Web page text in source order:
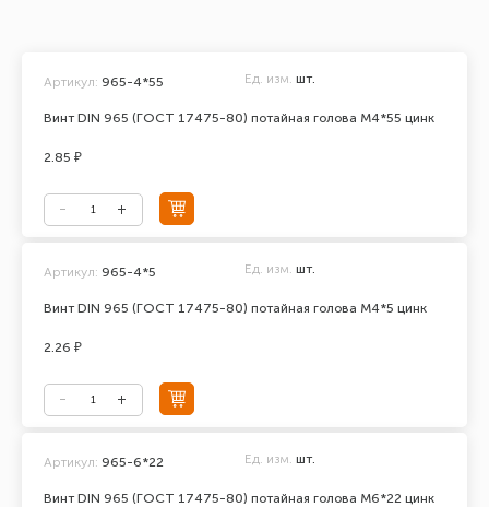
Винт DIN 965 (ГОСТ 17475-80) потайная голова М4*55 цинк
Артикул: 965-4*55 Ед. изм. шт.
2.85 ₽
Винт DIN 965 (ГОСТ 17475-80) потайная голова М4*5 цинк
Артикул: 965-4*5 Ед. изм. шт.
2.26 ₽
Винт DIN 965 (ГОСТ 17475-80) потайная голова М6*22 цинк
Артикул: 965-6*22 Ед. изм. шт.